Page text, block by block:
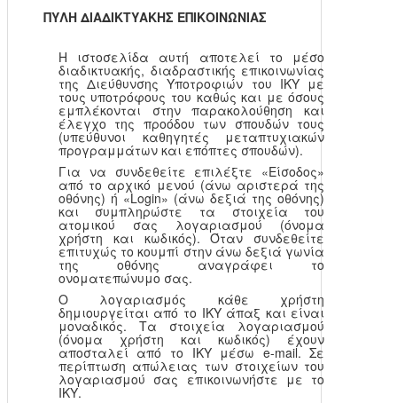
ΠΥΛΗ ΔΙΑΔΙΚΤΥΑΚΗΣ ΕΠΙΚΟΙΝΩΝΙΑΣ
Η ιστοσελίδα αυτή αποτελεί το μέσο
διαδικτυακής, διαδραστικής επικοινωνίας
της Διεύθυνσης Υποτροφιών του ΙΚΥ με
τους υποτρόφους του καθώς και με όσους
εμπλέκονται στην παρακολούθηση και
έλεγχο της προόδου των σπουδών τους
(υπεύθυνοι καθηγητές μεταπτυχιακών
προγραμμάτων και επόπτες σπουδών).
Για να συνδεθείτε επιλέξτε «Είσοδος»
από το αρχικό μενού (άνω αριστερά της
οθόνης) ή «Login» (άνω δεξιά της οθόνης)
και συμπληρώστε τα στοιχεία του
ατομικού σας λογαριασμού (όνομα
χρήστη και κωδικός). Όταν συνδεθείτε
επιτυχώς το κουμπί στην άνω δεξιά γωνία
της οθόνης αναγράφει το
ονοματεπώνυμο σας.
Ο λογαριασμός κάθε χρήστη
δημιουργείται από το ΙΚΥ άπαξ και είναι
μοναδικός. Τα στοιχεία λογαριασμού
(όνομα χρήστη και κωδικός) έχουν
αποσταλεί από το ΙΚΥ μέσω e-mail. Σε
περίπτωση απώλειας των στοιχείων του
λογαριασμού σας επικοινωνήστε με το
ΙΚΥ.